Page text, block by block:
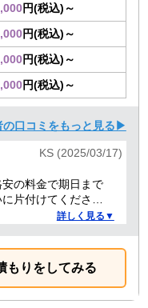
円(税込)～
円(税込)～
円(税込)～
円(税込)～
の口コミをもっと見る▶
KS (2025/03/17)
の料金で期日まで
片付けてくださり
捗も報告してくださ
詳しく見る▼
りをしてみる